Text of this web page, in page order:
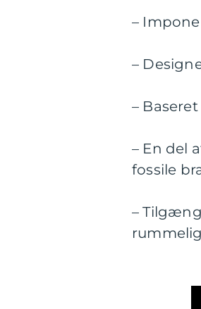
–
–
–
– En del
fossile
–